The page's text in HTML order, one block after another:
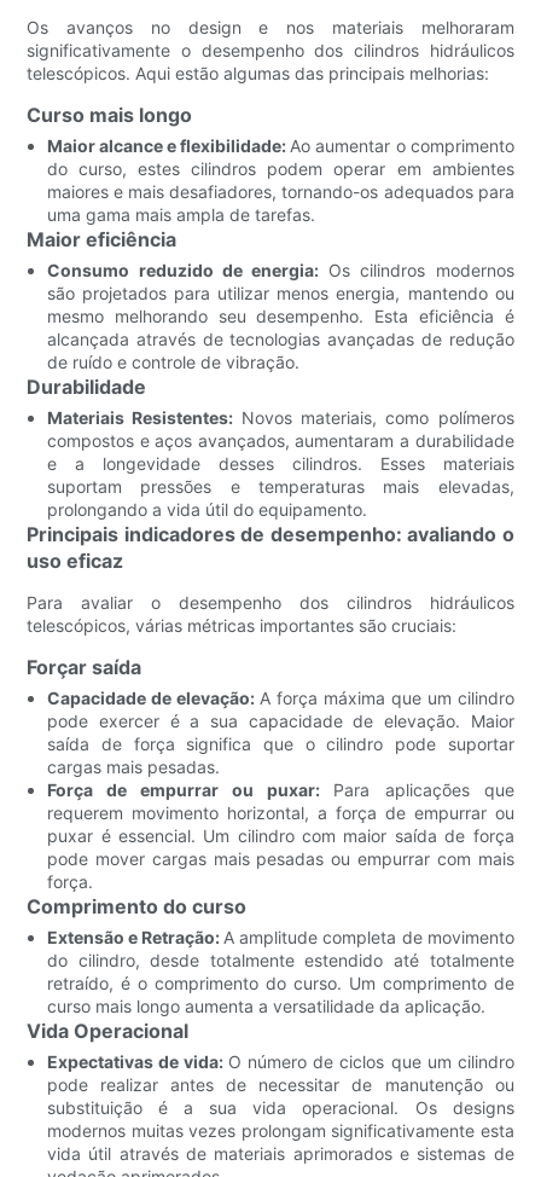
Os avanços no design e nos materiais melhoraram
significativamente o desempenho dos cilindros hidráulicos
telescópicos. Aqui estão algumas das principais melhorias:
Curso mais longo
Maior alcance e flexibilidade: Ao aumentar o comprimento
do curso, estes cilindros podem operar em ambientes
maiores e mais desafiadores, tornando-os adequados para
uma gama mais ampla de tarefas.
Maior eficiência
Consumo reduzido de energia: Os cilindros modernos
são projetados para utilizar menos energia, mantendo ou
mesmo melhorando seu desempenho. Esta eficiência é
alcançada através de tecnologias avançadas de redução
de ruído e controle de vibração.
Durabilidade
Materiais Resistentes: Novos materiais, como polímeros
compostos e aços avançados, aumentaram a durabilidade
e a longevidade desses cilindros. Esses materiais
suportam pressões e temperaturas mais elevadas,
prolongando a vida útil do equipamento.
Principais indicadores de desempenho: avaliando o
uso eficaz
Para avaliar o desempenho dos cilindros hidráulicos
telescópicos, várias métricas importantes são cruciais:
Forçar saída
Capacidade de elevação: A força máxima que um cilindro
pode exercer é a sua capacidade de elevação. Maior
saída de força significa que o cilindro pode suportar
cargas mais pesadas.
Força de empurrar ou puxar: Para aplicações que
requerem movimento horizontal, a força de empurrar ou
puxar é essencial. Um cilindro com maior saída de força
pode mover cargas mais pesadas ou empurrar com mais
força.
Comprimento do curso
Extensão e Retração: A amplitude completa de movimento
do cilindro, desde totalmente estendido até totalmente
retraído, é o comprimento do curso. Um comprimento de
curso mais longo aumenta a versatilidade da aplicação.
Vida Operacional
Expectativas de vida: O número de ciclos que um cilindro
pode realizar antes de necessitar de manutenção ou
substituição é a sua vida operacional. Os designs
modernos muitas vezes prolongam significativamente esta
vida útil através de materiais aprimorados e sistemas de